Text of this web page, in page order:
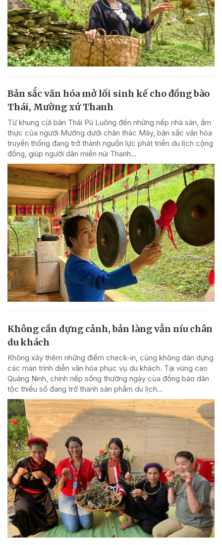
Bản sắc văn hóa mở lối sinh kế cho đồng bào
Thái, Mường xứ Thanh
Từ khung cửi bản Thái Pù Luông đến những nếp nhà sàn, ẩm
thực của người Mường dưới chân thác Mây, bản sắc văn hóa
truyền thống đang trở thành nguồn lực phát triển du lịch cộng
đồng, giúp người dân miền núi Thanh...
Không cần dựng cảnh, bản làng vẫn níu chân
du khách
Không xây thêm những điểm check-in, cũng không dàn dựng
các màn trình diễn văn hóa phục vụ du khách. Tại vùng cao
Quảng Ninh, chính nếp sống thường ngày của đồng bào dân
tộc thiểu số đang trở thành sản phẩm du lịch...